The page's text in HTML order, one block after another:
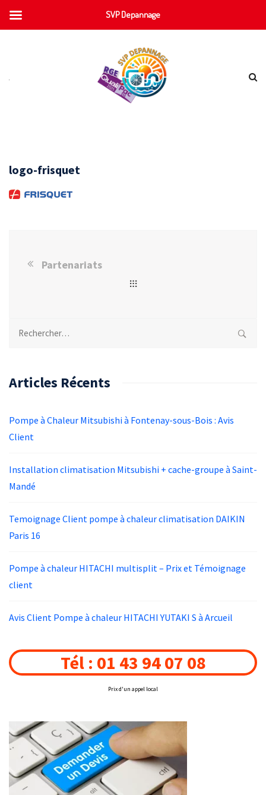
logo-frisquet
Partenariats
Rechercher :
Articles Récents
Pompe à Chaleur Mitsubishi à Fontenay-sous-Bois : Avis
Client
Installation climatisation Mitsubishi + cache-groupe à Saint-
Mandé
Temoignage Client pompe à chaleur climatisation DAIKIN
Paris 16
Pompe à chaleur HITACHI multisplit – Prix et Témoignage
client
Avis Client Pompe à chaleur HITACHI YUTAKI S à Arcueil
Tél : 01 43 94 07 08
Prix d'un appel local
SVP Depannage